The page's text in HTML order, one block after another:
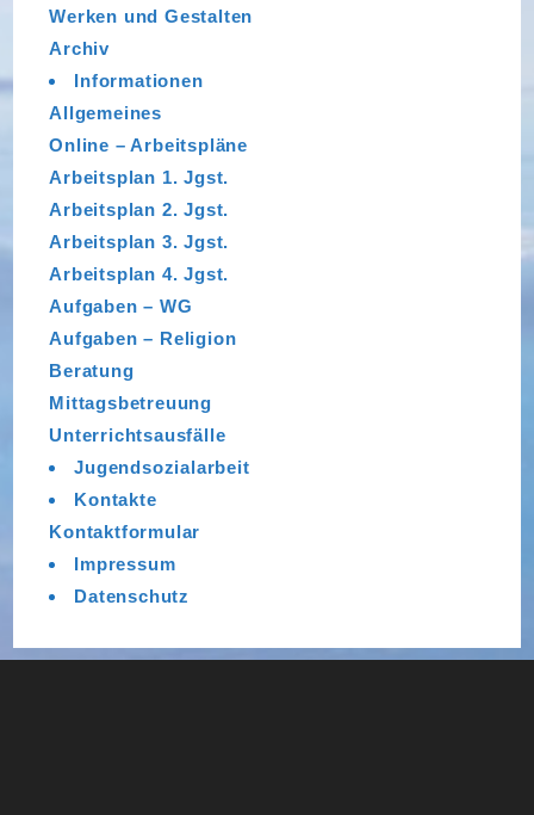
Werken und Gestalten
Archiv
Informationen
Allgemeines
Online – Arbeitspläne
Arbeitsplan 1. Jgst.
Arbeitsplan 2. Jgst.
Arbeitsplan 3. Jgst.
Arbeitsplan 4. Jgst.
Aufgaben – WG
Aufgaben – Religion
Beratung
Mittagsbetreuung
Unterrichtsausfälle
Jugendsozialarbeit
Kontakte
Kontaktformular
Impressum
Datenschutz